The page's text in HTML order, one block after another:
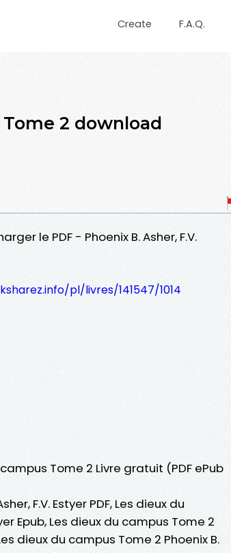
Create F.A.Q.
2 download
le PDF - Phoenix B. Asher, F.V.
pl/livres/141547/1014
Tome 2 Livre gratuit (PDF ePub
F.V. Estyer PDF, Les dieux du
Epub, Les dieux du campus Tome 2
dieux du campus Tome 2 Phoenix B.